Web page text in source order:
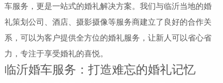
车服务，更是一站式的婚礼解决方案。我们与临沂当地的婚
礼策划公司、酒店、摄影摄像等服务商建立了良好的合作关
系，可以为客户提供全方位的婚礼服务，让新人可以省心省
力，专注于享受婚礼的喜悦。
临沂婚车服务：打造难忘的婚礼记忆